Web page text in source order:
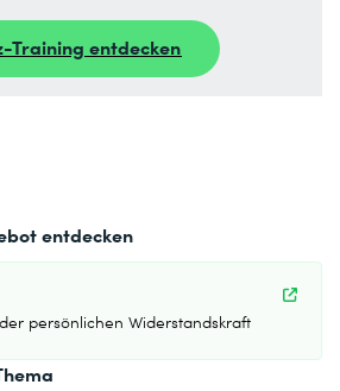
Training entdecken
entdecken
persönlichen Widerstandskraft